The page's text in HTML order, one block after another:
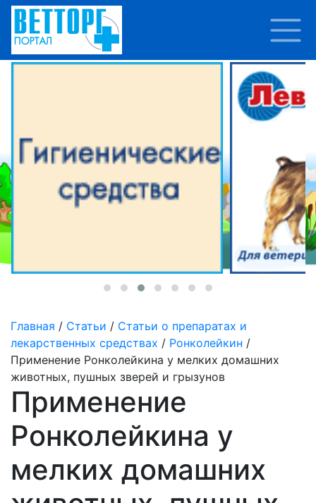
Главная / Статьи / Статьи о препаратах и
лекарственных средствах / Ронколейкин /
Применение Ронколейкина у мелких домашних
животных, пушных зверей и грызунов
Применение
Ронколейкина у
мелких домашних